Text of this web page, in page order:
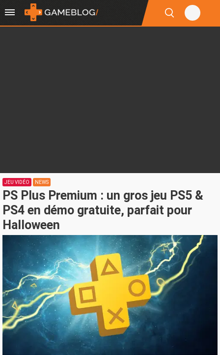
JEU VIDÉO NEWS
PS Plus Premium : un gros jeu PS5 &
PS4 en démo gratuite, parfait pour
Halloween